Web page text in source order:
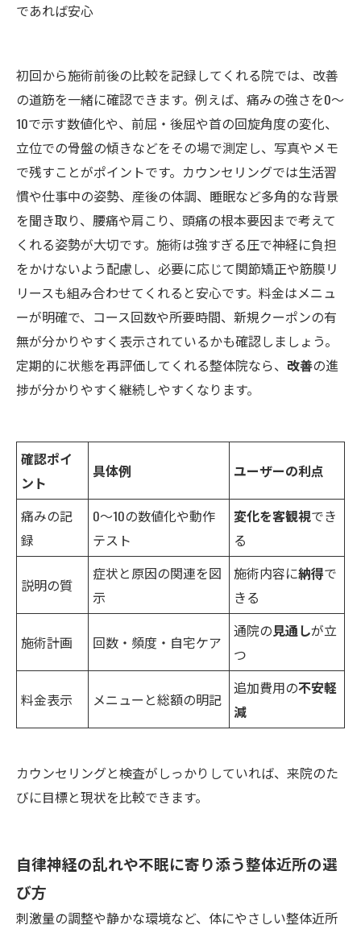
であれば安心
初回から施術前後の比較を記録してくれる院では、改善
の道筋を一緒に確認できます。例えば、痛みの強さを0〜
10で示す数値化や、前屈・後屈や首の回旋角度の変化、
立位での骨盤の傾きなどをその場で測定し、写真やメモ
で残すことがポイントです。カウンセリングでは生活習
慣や仕事中の姿勢、産後の体調、睡眠など多角的な背景
を聞き取り、腰痛や肩こり、頭痛の根本要因まで考えて
くれる姿勢が大切です。施術は強すぎる圧で神経に負担
をかけないよう配慮し、必要に応じて関節矯正や筋膜リ
リースも組み合わせてくれると安心です。料金はメニュ
ーが明確で、コース回数や所要時間、新規クーポンの有
無が分かりやすく表示されているかも確認しましょう。
定期的に状態を再評価してくれる整体院なら、 改善の進
捗が分かりやすく継続しやすくなります。
確認ポイ
ント
具体例 ユーザーの利点
痛みの記
録
0〜10の数値化や動作
テスト
変化を客観視でき
る
説明の質
症状と原因の関連を図
示
施術内容に納得で
きる
施術計画 回数・頻度・自宅ケア
通院の見通しが立
つ
料金表示 メニューと総額の明記
追加費用の不安軽
減
カウンセリングと検査がしっかりしていれば、来院のた
びに目標と現状を比較できます。
自律神経の乱れや不眠に寄り添う整体近所の選
び方
刺激量の調整や静かな環境など、体にやさしい整体近所